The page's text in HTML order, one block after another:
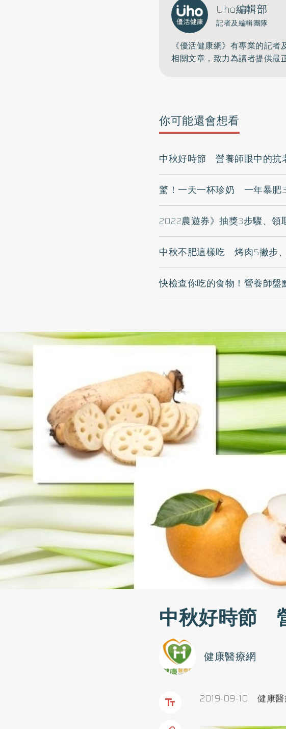
Uho編輯部
記者及編輯團隊
《優活健康網》有專業的記
相關文章，致力為讀者提供最
你可能還會想看
中秋好時節 營養師眼中的抗
驚！一天一杯珍奶 一年暴肥
2022農遊券》抽獎3步驟、
中秋不肥這樣吃 烤肉5撇步
快檢查你吃的食物！營養師
中秋好時節
健康醫療網
2019-09-10 健康